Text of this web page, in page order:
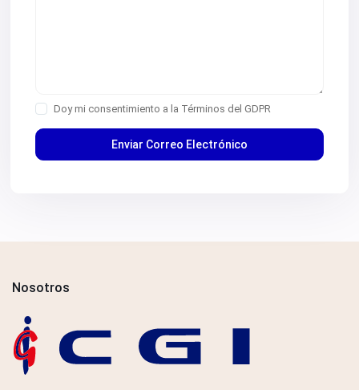
Doy mi consentimiento a la Términos del GDPR
Nosotros